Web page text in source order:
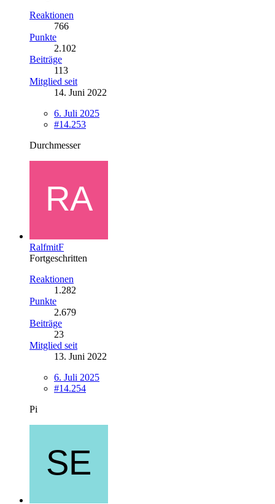
Reaktionen
766
Punkte
2.102
Beiträge
113
Mitglied seit
14. Juni 2022
6. Juli 2025
#14.253
Durchmesser
RalfmitF
Fortgeschritten
Reaktionen
1.282
Punkte
2.679
Beiträge
23
Mitglied seit
13. Juni 2022
6. Juli 2025
#14.254
Pi